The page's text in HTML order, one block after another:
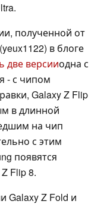
полученной от
в блоге
две версииодна с
- с чипом
Galaxy Z Flip
в длинной
на чип
с этим
появятся
Flip 8.
Galaxy Z Fold и